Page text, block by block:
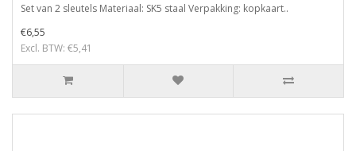
Set van 2 sleutels Materiaal: SK5 staal Verpakking: kopkaart..
€6,55
Excl. BTW: €5,41